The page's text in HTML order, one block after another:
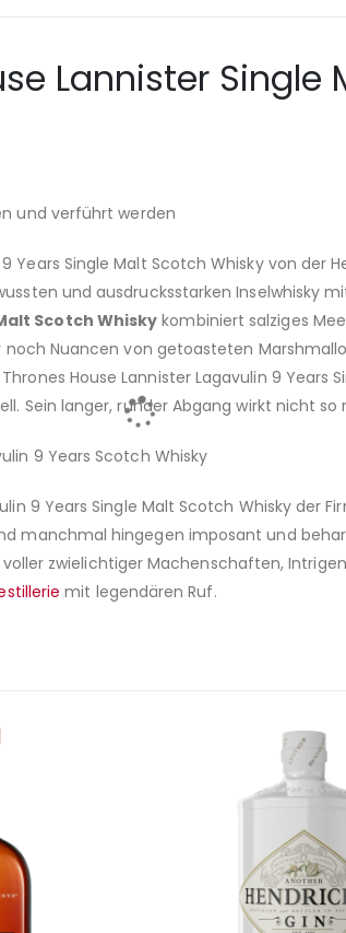
Lannister Single
und verführt werden
Single Malt Scotch Whisky von der
und ausdrucksstarken Inselwhisky
Scotch Whisky kombiniert salziges
noch Nuancen von getoasteten
House Lannister Lagavulin 9
Sein langer, runder Abgang wirkt nicht so
9 Years Scotch Whisky
9 Years Single Malt Scotch Whisky der
hingegen imposant und
zwielichtiger Machenschaften,
mit legendären Ruf.